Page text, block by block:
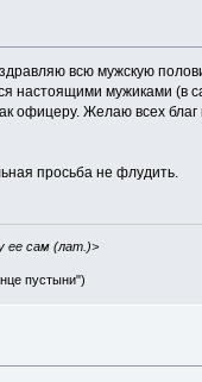
всю мужскую
настоящими мужиками
офицеру. Желаю всех
просьба не флудить.
ее сам (лат.)>
пустыни")